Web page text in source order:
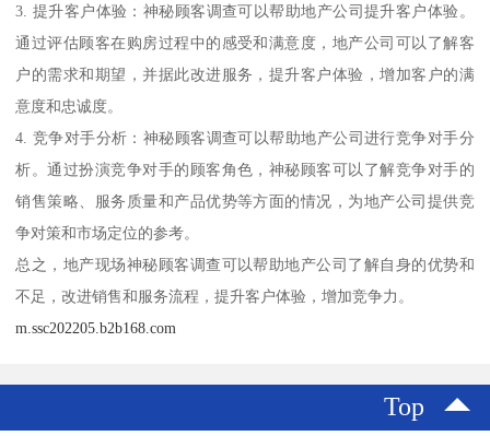
3. 提升客户体验：神秘顾客调查可以帮助地产公司提升客户体验。
通过评估顾客在购房过程中的感受和满意度，地产公司可以了解客
户的需求和期望，并据此改进服务，提升客户体验，增加客户的满
意度和忠诚度。
4. 竞争对手分析：神秘顾客调查可以帮助地产公司进行竞争对手分
析。通过扮演竞争对手的顾客角色，神秘顾客可以了解竞争对手的
销售策略、服务质量和产品优势等方面的情况，为地产公司提供竞
争对策和市场定位的参考。
总之，地产现场神秘顾客调查可以帮助地产公司了解自身的优势和
不足，改进销售和服务流程，提升客户体验，增加竞争力。
m.ssc202205.b2b168.com
Top